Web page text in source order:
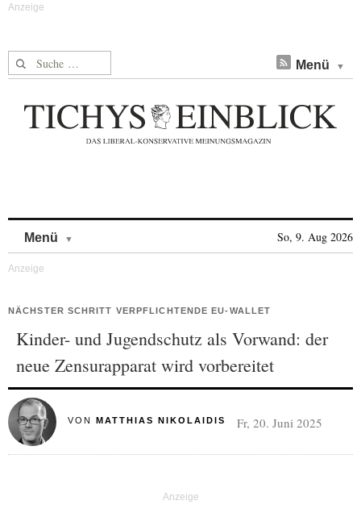
Suche nach: Menü
Menü So, 9. Aug 2026
NÄCHSTER SCHRITT VERPFLICHTENDE EU-WALLET
Kinder- und Jugendschutz als Vorwand: der
neue Zensurapparat wird vorbereitet
VON MATTHIAS NIKOLAIDIS Fr, 20. Juni 2025